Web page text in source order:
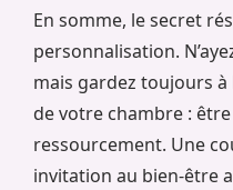
En somme, le secret
personnalisation.
mais gardez toujours
de votre chambre :
ressourcement. Une
invitation au bien-être